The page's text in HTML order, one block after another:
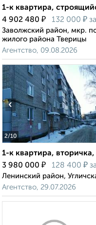
1-к квартира,
4 902 480 ₽ 132 000 ₽
Заволжский район, мкр.
жилого района Тверицы
Агентство, 09.08.2026
2/10
‹
1-к квартира,
3 980 000 ₽ 128 400 ₽
Ленинский район,
Агентство, 29.07.2026